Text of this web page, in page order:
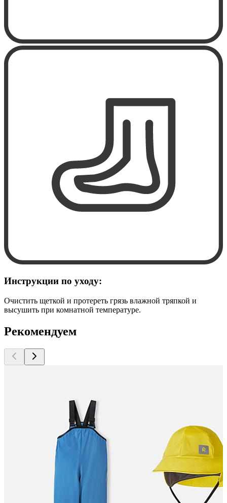
Инструкции по уходу:
Очистить щеткой и протереть грязь влажной тряпкой и
высушить при комнатной температуре.
Рекомендуем